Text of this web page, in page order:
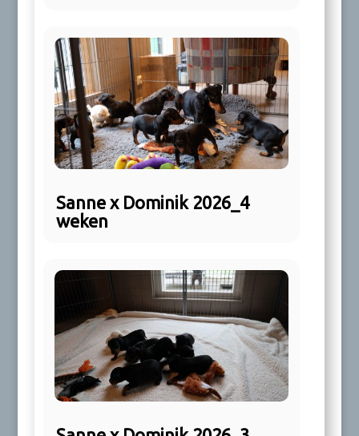
Sanne x Dominik 2026_4
weken